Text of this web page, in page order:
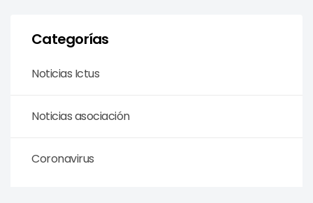
Categorías
Noticias Ictus
Noticias asociación
Coronavirus